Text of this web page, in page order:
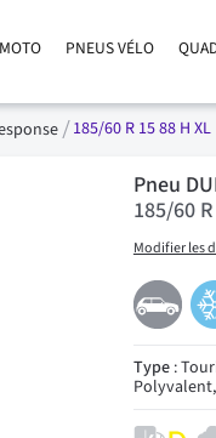
PNEUS VÉLO
185/60 R 15 88 H XL
Pneu
185/60
Modifier les
Type: